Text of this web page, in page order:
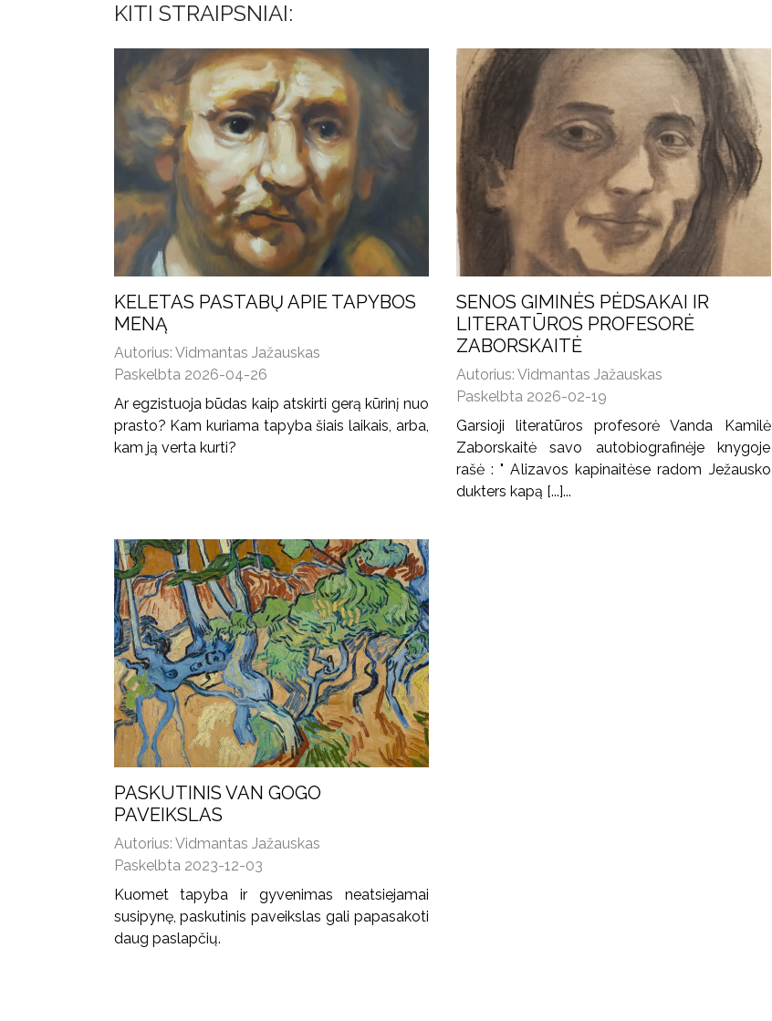
KITI STRAIPSNIAI:
KELETAS PASTABŲ APIE TAPYBOS
MENĄ
Autorius: Vidmantas Jažauskas
Paskelbta 2026-04-26
Ar egzistuoja būdas kaip atskirti gerą kūrinį nuo
prasto? Kam kuriama tapyba šiais laikais, arba,
kam ją verta kurti?
SENOS GIMINĖS PĖDSAKAI IR
LITERATŪROS PROFESORĖ
ZABORSKAITĖ
Autorius: Vidmantas Jažauskas
Paskelbta 2026-02-19
Garsioji literatūros profesorė Vanda Kamilė
Zaborskaitė savo autobiografinėje knygoje
rašė : " Alizavos kapinaitėse radom Ježausko
dukters kapą [...]...
PASKUTINIS VAN GOGO
PAVEIKSLAS
Autorius: Vidmantas Jažauskas
Paskelbta 2023-12-03
Kuomet tapyba ir gyvenimas neatsiejamai
susipynę, paskutinis paveikslas gali papasakoti
daug paslapčių.